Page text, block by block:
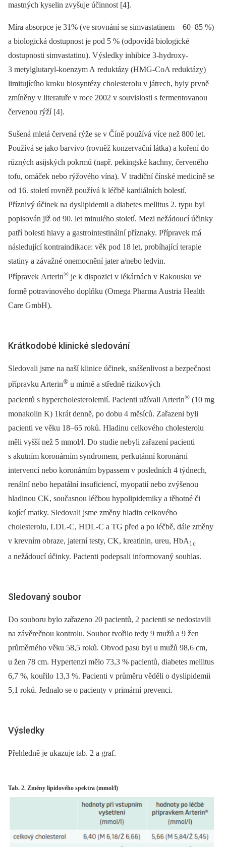
mastných kyselin zvyšuje účinnost [4].
Míra absorpce je 31% (ve srovnání se simvastatinem –⁠ 60–85 %)
a biologická dostupnost je pod 5 % (odpovídá biologické
dostupnosti simvastatinu). Výsledky inhibice 3-hydroxy-
3 metylglutaryl-koenzym A reduktázy (HMG-CoA reduktázy)
limitujícího kroku biosyntézy cholesterolu v játrech, byly prvně
zmíněny v literatuře v roce 2002 v souvislosti s fermentovanou
červenou rýží [4].
Sušená mletá červená rýže se v Číně používá více než 800 let.
Používá se jako barvivo (rovněž konzervační látka) a koření do
různých asijských pokrmů (např. pekingské kachny, červeného
tofu, omáček nebo rýžového vína). V tradiční čínské medicíně se
od 16. století rovněž používá k léčbě kardiálních bolestí.
Příznivý účinek na dyslipi­demii a diabetes mellitus 2. typu byl
popisován již od 90. let minulého století. Mezi nežádoucí účinky
patří bolesti hlavy a gastrointestinální příznaky. Přípravek má
následující kontra­indikace: věk pod 18 let, probíhající terapie
statiny a závažné onemocnění jater a/nebo ledvin.
Přípravek Arterin® je k dispozici v lékárnách v Rakousku ve
formě potravinového doplňku (Omega Pharma Austria Health
Care GmbH).
Krátkodobé klinické sledování
Sledovali jsme na naší klinice účinek, snášenlivost a bezpečnost
přípravku Arterin® u mírně a středně rizikových
pacientů s hypercholesterolemií. Pacienti užívali Arterin® (10 mg
monakolin K) 1krát denně, po dobu 4 měsíců. Zařazeni byli
pacienti ve věku 18–65 roků. Hladinu celkového cholesterolu
měli vyšší než 5 mmol/l. Do studie nebyli zařazení pacienti
s akutním koronárním syndromem, perkutánní koronární
intervencí nebo koronárním bypassem v posledních 4 týdnech,
renální nebo hepatální insuficiencí, myopatií nebo zvýšenou
hladinou CK, současnou léčbou hypolipidemiky a těhotné či
kojící matky. Sledovali jsme změny hladin celkového
cholesterolu, LDL-C, HDL-C a TG před a po léčbě, dále změny
v krevním obraze, jaterní testy, CK, kreatinin, ureu, HbA1c
a nežádoucí účinky. Pacienti podepsali informovaný souhlas.
Sledovaný soubor
Do souboru bylo zařazeno 20 pacientů, 2 pacienti se nedostavili
na závěrečnou kontrolu. Soubor tvořilo tedy 9 mužů a 9 žen
průměrného věku 58,5 roků. Obvod pasu byl u mužů 98,6 cm,
u žen 78 cm. Hypertenzi mělo 73,3 % pacientů, diabetes mellitus
6,7 %, kouřilo 13,3 %. Pacienti v průměru věděli o dyslipidemii
5,1 roků. Jednalo se o pacienty v primární prevenci.
Výsledky
Přehledně je ukazuje tab. 2 a graf.
Tab. 2. Změny lipidového spektra (mmol/l)